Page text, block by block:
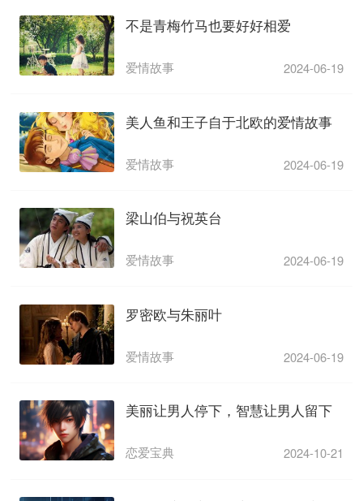
不是青梅竹马也要好好相爱
爱情故事 2024-06-19
美人鱼和王子自于北欧的爱情故事
爱情故事 2024-06-19
梁山伯与祝英台
爱情故事 2024-06-19
罗密欧与朱丽叶
爱情故事 2024-06-19
美丽让男人停下，智慧让男人留下
恋爱宝典 2024-10-21